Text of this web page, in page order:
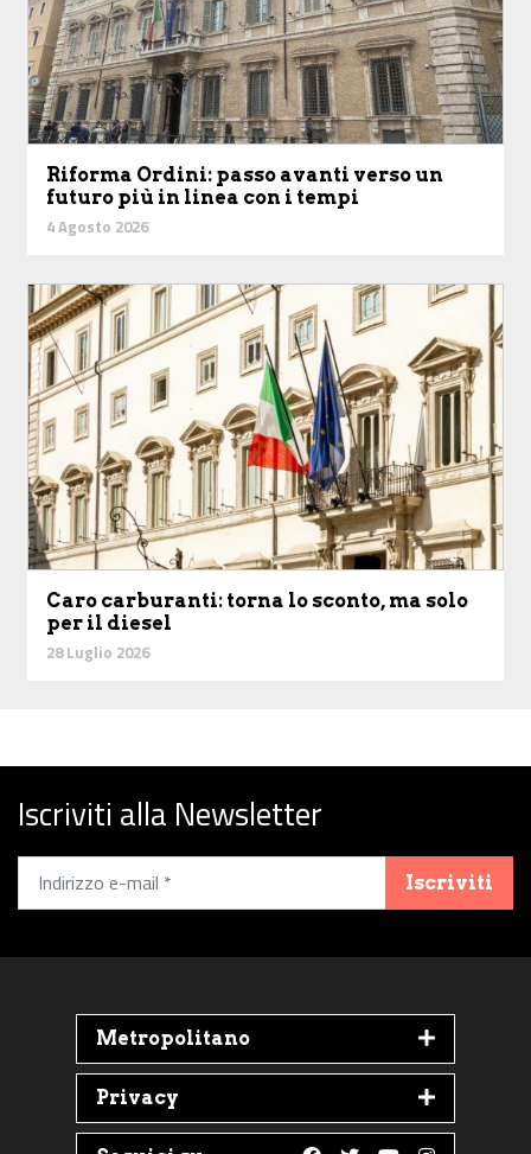
Riforma Ordini: passo avanti verso un
futuro più in linea con i tempi
4 Agosto 2026
Caro carburanti: torna lo sconto, ma solo
per il diesel
28 Luglio 2026
Iscriviti alla Newsletter
Iscriviti
Metropolitano
Privacy